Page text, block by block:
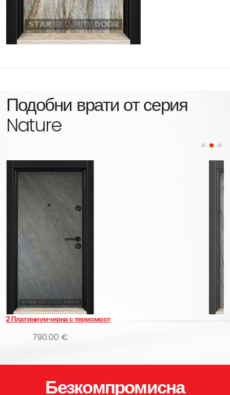
Подобни врати от серия
Nature
Безкомпромисна